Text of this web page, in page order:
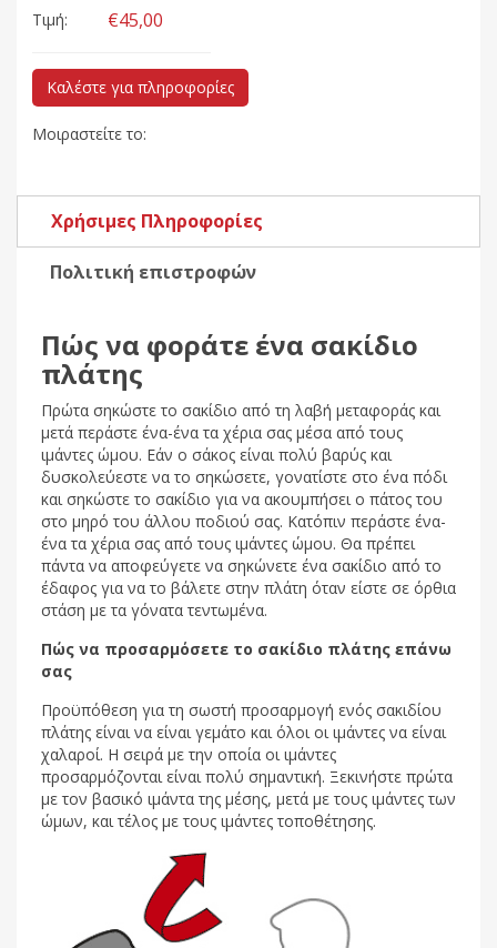
Τιμή:
€45,00
Καλέστε για πληροφορίες
Μοιραστείτε το:
Χρήσιμες Πληροφορίες
Πολιτική επιστροφών
Πώς να φοράτε ένα σακίδιο
πλάτης
Πρώτα σηκώστε το σακίδιο από τη λαβή μεταφοράς και
μετά περάστε ένα-ένα τα χέρια σας μέσα από τους
ιμάντες ώμου. Εάν ο σάκος είναι πολύ βαρύς και
δυσκολεύεστε να το σηκώσετε, γονατίστε στο ένα πόδι
και σηκώστε το σακίδιο για να ακουμπήσει ο πάτος του
στο μηρό του άλλου ποδιού σας. Κατόπιν περάστε ένα-
ένα τα χέρια σας από τους ιμάντες ώμου. Θα πρέπει
πάντα να αποφεύγετε να σηκώνετε ένα σακίδιο από το
έδαφος για να το βάλετε στην πλάτη όταν είστε σε όρθια
στάση με τα γόνατα τεντωμένα.
Πώς να προσαρμόσετε το σακίδιο πλάτης επάνω
σας
Προϋπόθεση για τη σωστή προσαρμογή ενός σακιδίου
πλάτης είναι να είναι γεμάτο και όλοι οι ιμάντες να είναι
χαλαροί. Η σειρά με την οποία οι ιμάντες
προσαρμόζονται είναι πολύ σημαντική. Ξεκινήστε πρώτα
με τον βασικό ιμάντα της μέσης, μετά με τους ιμάντες των
ώμων, και τέλος με τους ιμάντες τοποθέτησης.